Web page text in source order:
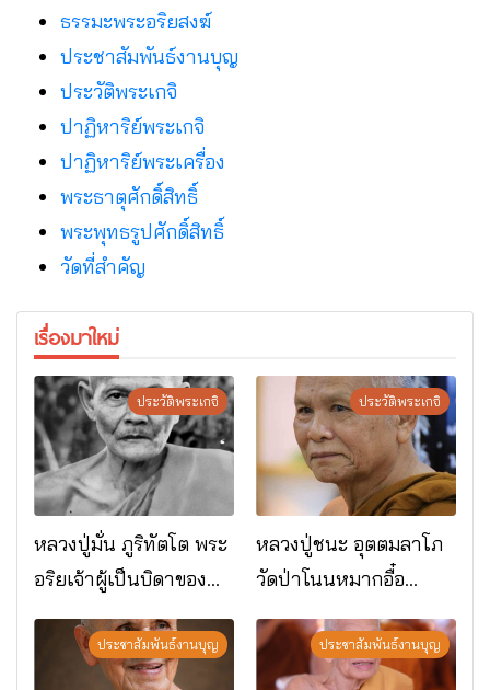
ธรรมะพระอริยสงฆ์
ประชาสัมพันธ์งานบุญ
ประวัติพระเกจิ
ปาฏิหาริย์พระเกจิ
ปาฏิหาริย์พระเครื่อง
พระธาตุศักดิ์สิทธิ์
พระพุทธรูปศักดิ์สิทธิ์
วัดที่สําคัญ
เรื่องมาใหม่
ประวัติพระเกจิ
หลวงปู่มั่น ภูริทัตโต พระ
อริยเจ้าผู้เป็นบิดาของ
พระกรรมฐาน
ประวัติพระเกจิ
หลวงปู่ชนะ อุตตมลาโภ
วัดป่าโนนหมากอื๋อ
อ.เมือง จ.มหาสารคาม
ประชาสัมพันธ์งานบุญ ประชาสัมพันธ์งานบุญ